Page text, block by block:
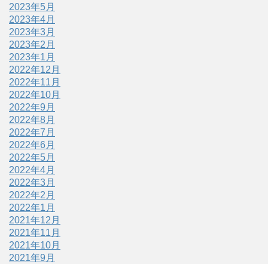
2023年5月
2023年4月
2023年3月
2023年2月
2023年1月
2022年12月
2022年11月
2022年10月
2022年9月
2022年8月
2022年7月
2022年6月
2022年5月
2022年4月
2022年3月
2022年2月
2022年1月
2021年12月
2021年11月
2021年10月
2021年9月